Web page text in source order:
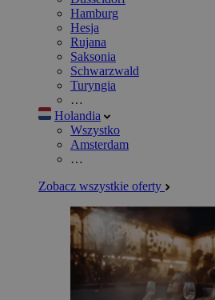
Hamburg
Hesja
Rujana
Saksonia
Schwarzwald
Turyngia
…
Holandia
Wszystko
Amsterdam
…
Zobacz wszystkie oferty